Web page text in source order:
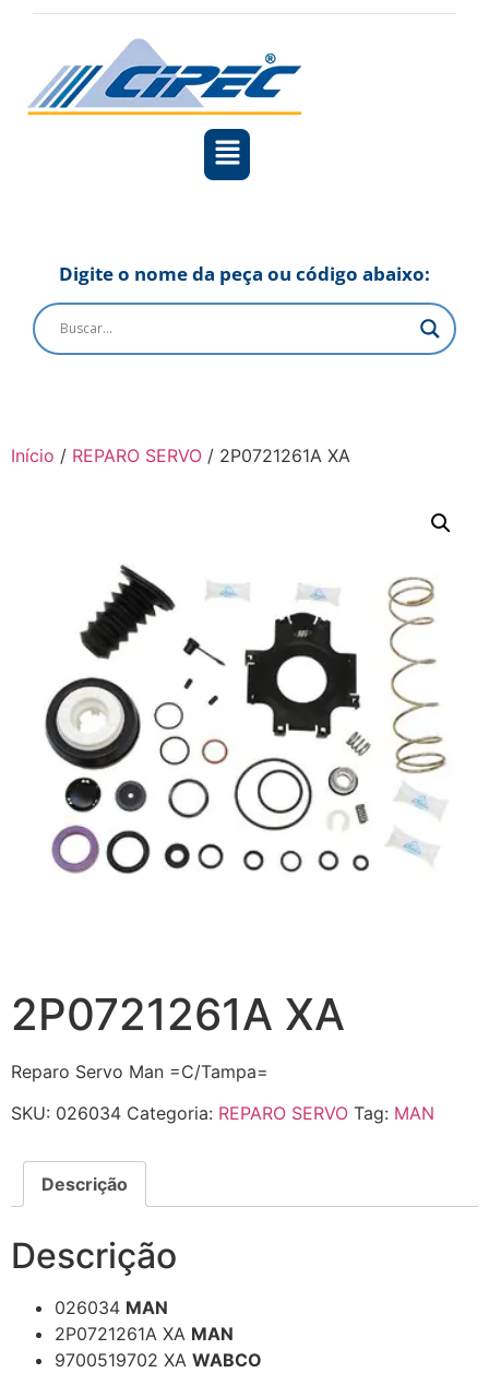
Digite o nome da peça ou código abaixo:
Início / REPARO SERVO / 2P0721261A XA
2P0721261A XA
Reparo Servo Man =C/Tampa=
SKU: 026034 Categoria: REPARO SERVO Tag: MAN
Descrição
Descrição
026034 MAN
2P0721261A XA MAN
9700519702 XA WABCO